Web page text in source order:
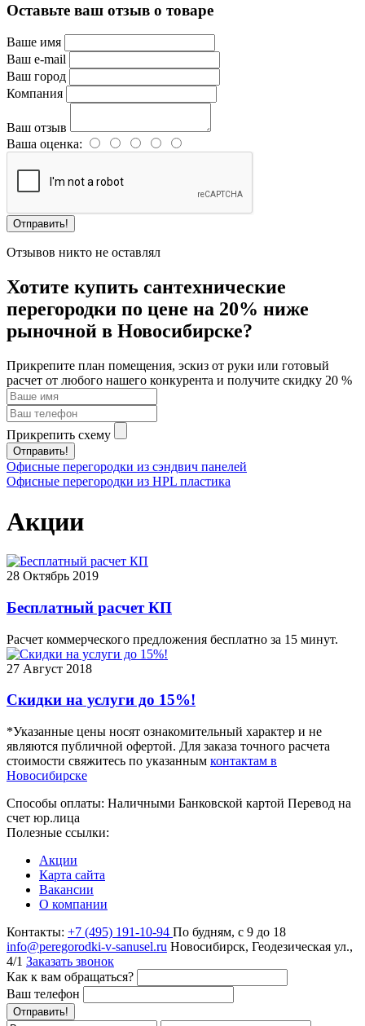
Оставьте ваш отзыв о товаре
Ваше имя
Ваш e-mail
Ваш город
Компания
Ваш отзыв
Ваша оценка:
Отправить!
Отзывов никто не оставлял
Хотите купить сантехнические
перегородки по цене на 20% ниже
рыночной в Новосибирске?
Прикрепите план помещения, эскиз от руки или готовый
расчет от любого нашего конкурента и получите скидку 20 %
Прикрепить схему
Отправить!
Офисные перегородки из сэндвич панелей
Офисные перегородки из HPL пластика
Акции
28 Октябрь 2019
Бесплатный расчет КП
Расчет коммерческого предложения бесплатно за 15 минут.
27 Август 2018
Скидки на услуги до 15%!
*Указанные цены носят ознакомительный характер и не
являются публичной офертой. Для заказа точного расчета
стоимости свяжитесь по указанным контактам в
Новосибирске
Способы оплаты: Наличными Банковской картой Перевод на
счет юр.лица
Полезные ссылки:
Акции
Карта сайта
Вакансии
О компании
Контакты: +7 (495) 191-10-94 По будням, с 9 до 18
info@peregorodki-v-sanusel.ru Новосибирск, Геодезическая ул.,
4/1 Заказать звонок
Как к вам обращаться?
Ваш телефон
Отправить!